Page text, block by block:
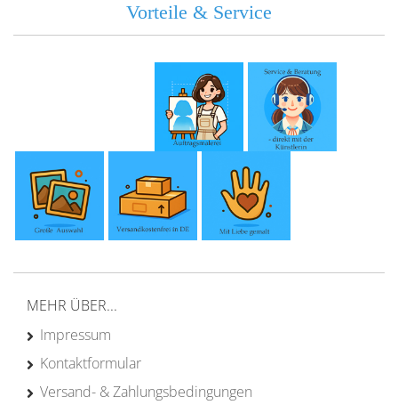
Vorteile & Service
MEHR ÜBER...
Impressum
Kontaktformular
Versand- & Zahlungsbedingungen